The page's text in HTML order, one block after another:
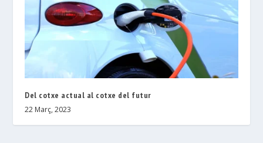
Del cotxe actual al cotxe del futur
22 Març, 2023